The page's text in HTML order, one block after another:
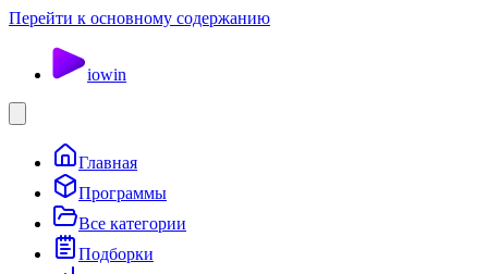
Перейти к основному содержанию
iowin
Главная
Программы
Все категории
Подборки